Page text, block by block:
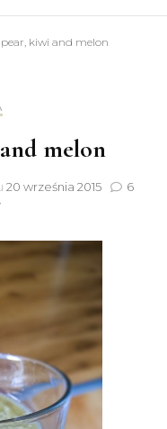
pear, kiwi and melon
melon
20 września 2015
6
do
pear,
melon